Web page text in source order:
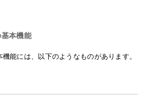
本機能
能には、以下のようなものがあります。